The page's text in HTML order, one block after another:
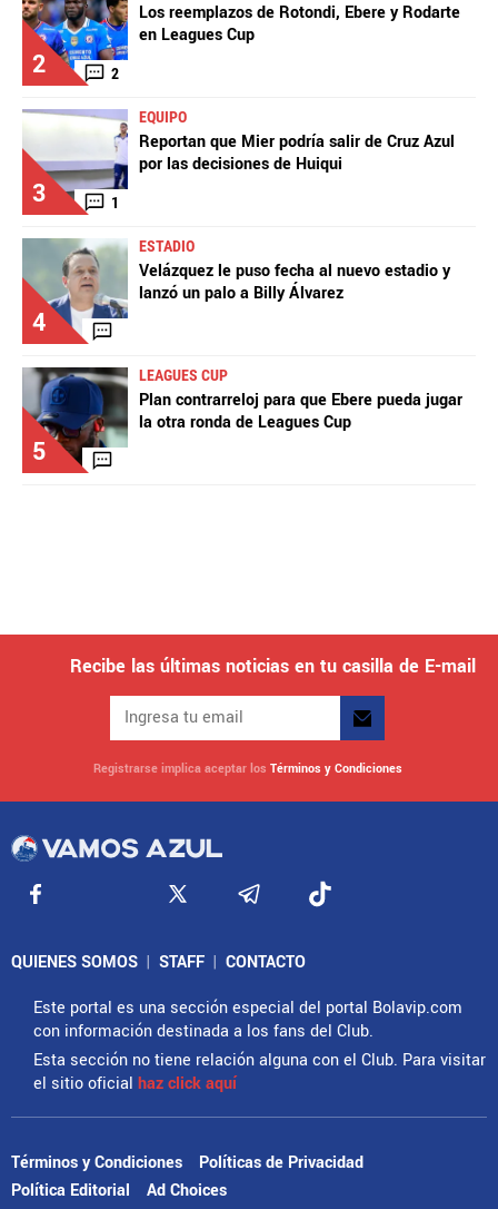
2 2
Los reemplazos de Rotondi, Ebere y Rodarte
en Leagues Cup
3 1
EQUIPO
Reportan que Mier podría salir de Cruz Azul
por las decisiones de Huiqui
4
ESTADIO
Velázquez le puso fecha al nuevo estadio y
lanzó un palo a Billy Álvarez
5
LEAGUES CUP
Plan contrarreloj para que Ebere pueda jugar
la otra ronda de Leagues Cup
Recibe las últimas noticias en tu casilla de E-mail
Registrarse implica aceptar los Términos y Condiciones
QUIENES SOMOS | STAFF | CONTACTO
Este portal es una sección especial del portal Bolavip.com
con información destinada a los fans del Club.
Esta sección no tiene relación alguna con el Club. Para visitar
el sitio oficial haz click aquí
Términos y Condiciones
Políticas de Privacidad
Política Editorial
Ad Choices